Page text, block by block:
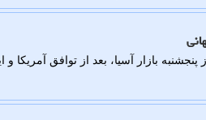
بازار آسیا، بعد از توافق آمریکا و